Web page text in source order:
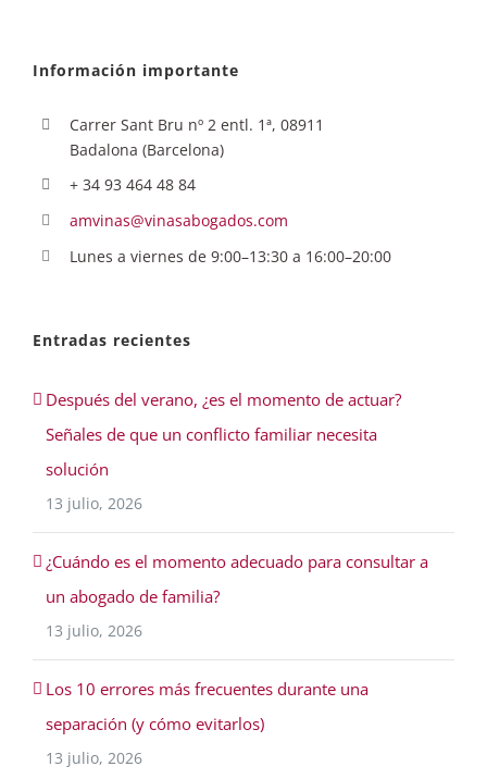
Información importante
Carrer Sant Bru nº 2 entl. 1ª, 08911
Badalona (Barcelona)
+ 34 93 464 48 84
amvinas@vinasabogados.com
Lunes a viernes de 9:00–13:30 a 16:00–20:00
Entradas recientes
Después del verano, ¿es el momento de actuar?
Señales de que un conflicto familiar necesita
solución
13 julio, 2026
¿Cuándo es el momento adecuado para consultar a
un abogado de familia?
13 julio, 2026
Los 10 errores más frecuentes durante una
separación (y cómo evitarlos)
13 julio, 2026